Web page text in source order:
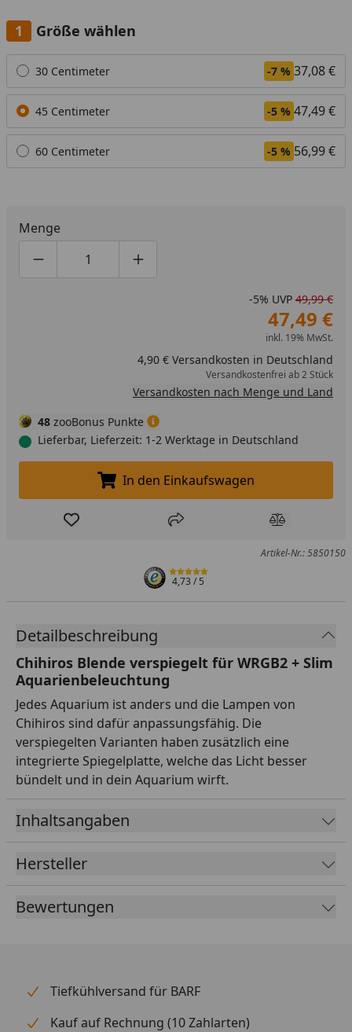
Größe wählen
Alle anzeigen (3)
30 Centimeter -7 % 37,08 €
45 Centimeter -5 % 47,49 €
60 Centimeter -5 % 56,99 €
Menge
Produktmenge um eins verringern
Produktmenge manuell eingeben
Produktmenge um eins erhöhen
-5% UVP 49,99 €
47,49 €
inkl. 19% MwSt.
4,90 € Versandkosten in Deutschland
Versandkostenfrei ab 2 Stück
Versandkosten nach Menge und Land
48 zooBonus Punkte
Lieferbar, Lieferzeit: 1-2 Werktage in Deutschland
In den Einkaufswagen legen
In den Einkaufswagen
Produkt zur Wunschliste hinzufügen
Teilen Produkt
Artikel-Nr.: 5850150
4,73/ 5
Detailbeschreibung
Chihiros Blende verspiegelt für WRGB2 + Slim
Aquarienbeleuchtung
Jedes Aquarium ist anders und die Lampen von
Chihiros sind dafür anpassungsfähig. Die
verspiegelten Varianten haben zusätzlich eine
integrierte Spiegelplatte, welche das Licht besser
bündelt und in dein Aquarium wirft.
Inhaltsangaben
Hersteller
Bewertungen
Tiefkühlversand für BARF
Kauf auf Rechnung (10 Zahlarten)